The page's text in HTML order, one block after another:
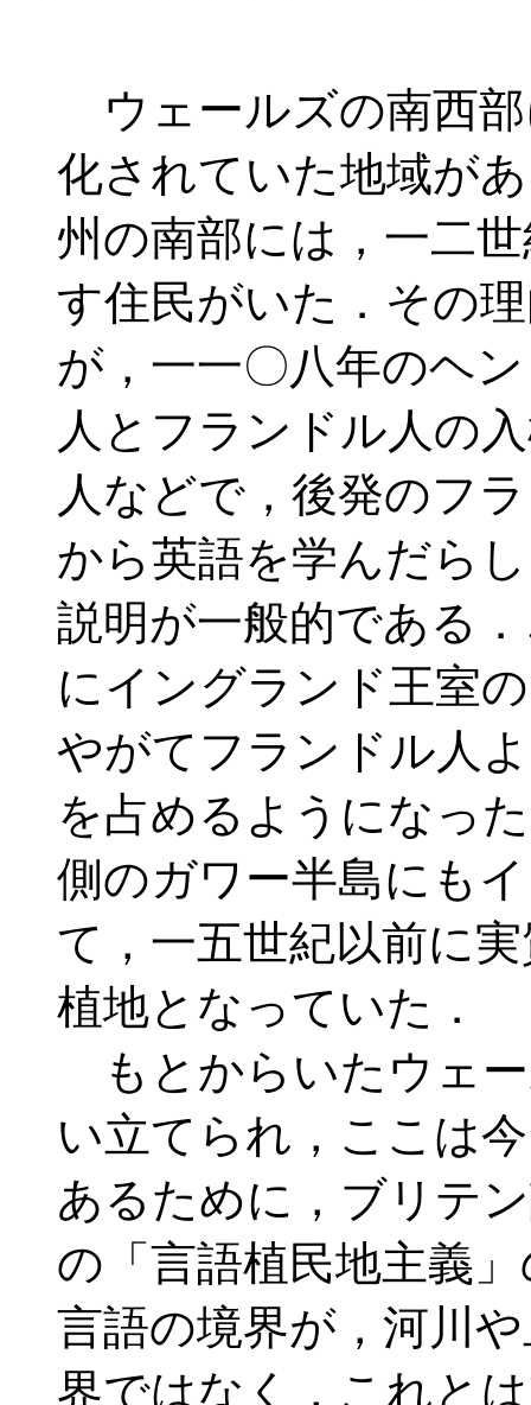
ウェールズの南西
化されていた地域が
州の南部には，一二
す住民がいた．その
が，一一〇八年のヘ
人とフランドル人の
人などで，後発のフ
から英語を学んだら
説明が一般的である
にイングランド王室
やがてフランドル人
を占めるようになっ
側のガワー半島にも
て，一五世紀以前に
植地となっていた．
もとからいたウェ
い立てられ，ここは
あるために，ブリテ
の「言語植民地主義
言語の境界が，河川
界ではなく，これと